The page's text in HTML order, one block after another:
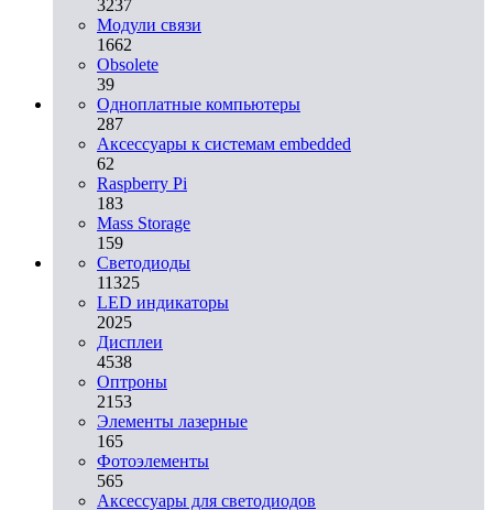
3237
Модули связи
1662
Obsolete
39
Одноплатные компьютеры
287
Аксессуары к системам embedded
62
Raspberry Pi
183
Mass Storage
159
Светодиоды
11325
LED индикаторы
2025
Дисплеи
4538
Оптроны
2153
Элементы лазерные
165
Фотоэлементы
565
Аксессуары для светодиодов